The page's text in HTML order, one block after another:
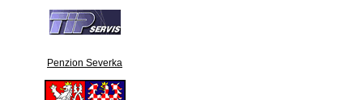
Penzion Severka